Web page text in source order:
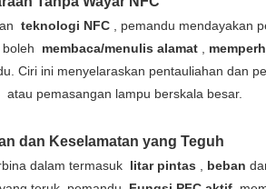
teknologi NFC
, pemandu mendayakan
membaca/menulis alamat
Ciri ini menyelaraskan pentauliahan dan
atau pemasangan lampu berskala besar.
dan Keselamatan yang Teguh
dalam termasuk litar pintas beban